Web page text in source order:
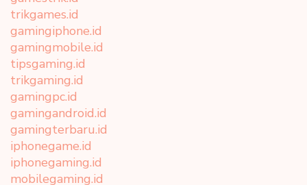
trikgames.id
gamingiphone.id
gamingmobile.id
tipsgaming.id
trikgaming.id
gamingpc.id
gamingandroid.id
gamingterbaru.id
iphonegame.id
iphonegaming.id
mobilegaming.id